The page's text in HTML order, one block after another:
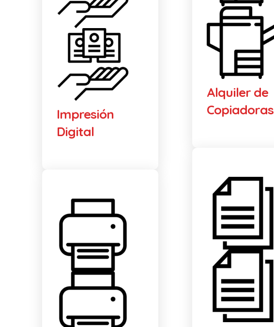
Impresión
Digital
Alquiler de
Copiadoras